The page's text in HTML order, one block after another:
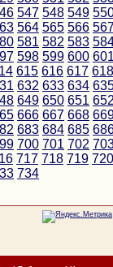
547 548 549
564 565 566
581 582 583
598 599 600
615 616 617 618
632 633 634
649 650 651
666 667 668
683 684 685
700 701 702
717 718 719 720
734